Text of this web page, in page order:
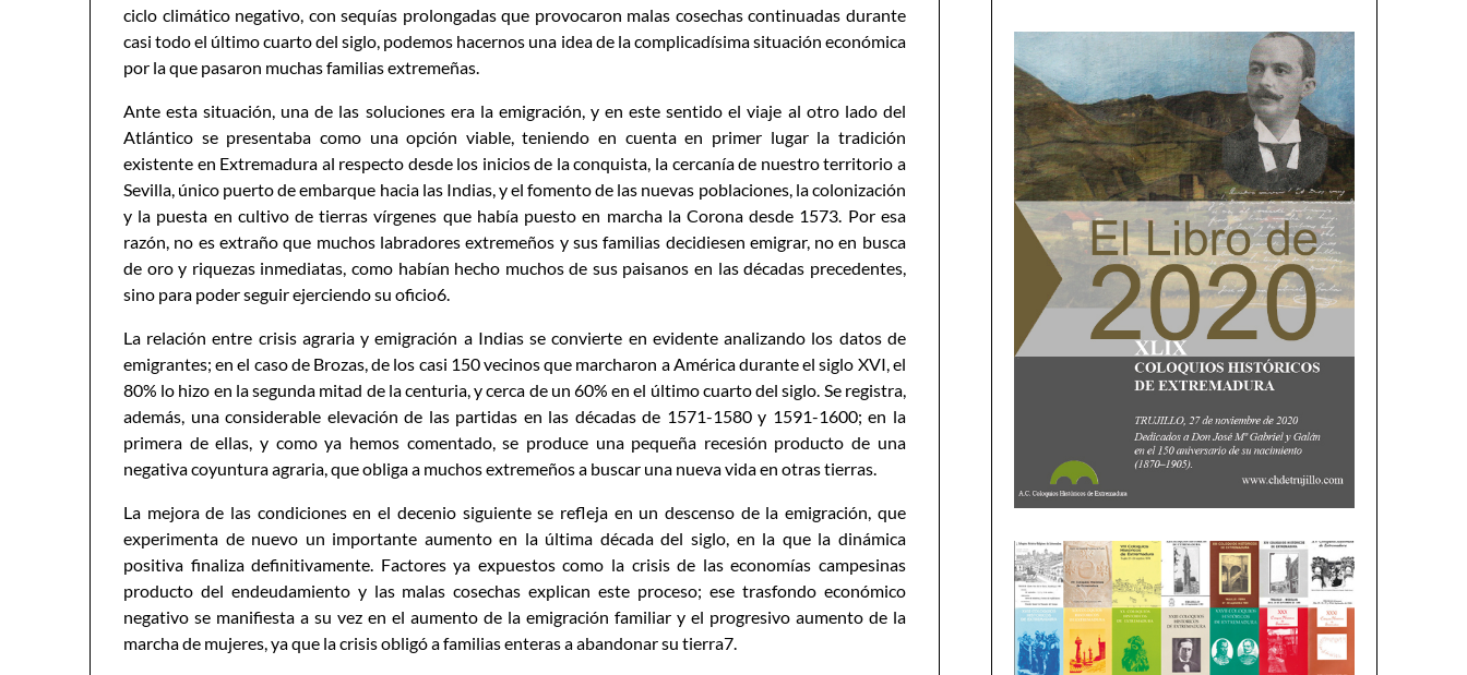
ciclo climático negativo, con sequías prolongadas que provocaron malas cosechas continuadas durante
casi todo el último cuarto del siglo, podemos hacernos una idea de la complicadísima situación económica
por la que pasaron muchas familias extremeñas.
Ante esta situación, una de las soluciones era la emigración, y en este sentido el viaje al otro lado del
Atlántico se presentaba como una opción viable, teniendo en cuenta en primer lugar la tradición
existente en Extremadura al respecto desde los inicios de la conquista, la cercanía de nuestro territorio a
Sevilla, único puerto de embarque hacia las Indias, y el fomento de las nuevas poblaciones, la colonización
y la puesta en cultivo de tierras vírgenes que había puesto en marcha la Corona desde 1573. Por esa
razón, no es extraño que muchos labradores extremeños y sus familias decidiesen emigrar, no en busca
de oro y riquezas inmediatas, como habían hecho muchos de sus paisanos en las décadas precedentes,
sino para poder seguir ejerciendo su oficio6.
La relación entre crisis agraria y emigración a Indias se convierte en evidente analizando los datos de
emigrantes; en el caso de Brozas, de los casi 150 vecinos que marcharon a América durante el siglo XVI, el
80% lo hizo en la segunda mitad de la centuria, y cerca de un 60% en el último cuarto del siglo. Se registra,
además, una considerable elevación de las partidas en las décadas de 1571-1580 y 1591-1600; en la
primera de ellas, y como ya hemos comentado, se produce una pequeña recesión producto de una
negativa coyuntura agraria, que obliga a muchos extremeños a buscar una nueva vida en otras tierras.
La mejora de las condiciones en el decenio siguiente se refleja en un descenso de la emigración, que
experimenta de nuevo un importante aumento en la última década del siglo, en la que la dinámica
positiva finaliza definitivamente. Factores ya expuestos como la crisis de las economías campesinas
producto del endeudamiento y las malas cosechas explican este proceso; ese trasfondo económico
negativo se manifiesta a su vez en el aumento de la emigración familiar y el progresivo aumento de la
marcha de mujeres, ya que la crisis obligó a familias enteras a abandonar su tierra7.